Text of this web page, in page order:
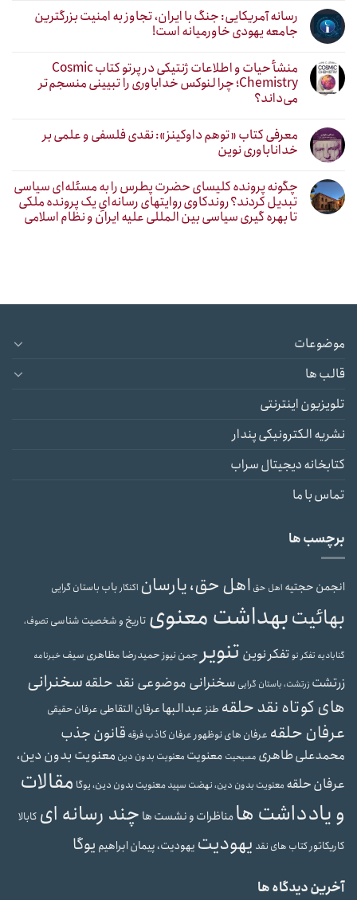
رسانه آمریکایی: جنگ با ایران، تجاوز به امنیت بزرگترین
جامعه یهودی خاورمیانه است!
منشأ حیات و اطلاعات ژنتیکی در پرتو کتاب Cosmic
Chemistry؛ چرا لنوکس خداباوری را تبیینی منسجم‌تر
می‌داند؟
معرفی کتاب «توهم داوکینز»: نقدی فلسفی و علمی بر
خداناباوری نوین
چگونه پرونده کلیسای حضرت پطرس را به مسئله‌ای سیاسی
تبدیل کردند؟ روندکاوی روایتهای رسانه‌ایِ یک پرونده ملکی
تا بهره گیری سیاسی بین المللی علیه ایران و نظام اسلامی
موضوعات
قالب ها
تلویزیون اینترنتی
نشریه الکترونیکی پندار
کتابخانه دیجیتال سراب
تماس با ما
برچسب ها
انجمن حجتیه اهل حق اهل حق، یارسان اکنکارباب باستان گرایی
بهائیتبهداشت معنوی تاریخ و شخصیت شناسی تصوف،
گنابادیه تفکر نوتفکر نوین تنویر جمن نیوزحمیدرضا مظاهری سیفخبرنامه
زرتشت زرتشت، باستان گرایی سخنرانی موضوعی نقد حلقهسخنرانی
های کوتاه نقد حلقه طنزعبدالبهاعرفان التقاطی عرفان حقیقی
عرفان حلقه عرفان های نوظهورعرفان کاذبفرقه قانون جذب
محمدعلی طاهری مسیحیت معنویت معنویت بدون دین معنویت بدون دین،
عرفان حلقه معنویت بدون دین، نهضت سپیدمعنویت بدون دین، یوگا مقالات
و یادداشت هامناظرات و نشست ها چند رسانه ای کابالا
کاریکاتورکتاب های نقد یهودیت یهودیت، پیمان ابراهیم یوگا
آخرین دیدگاه ها